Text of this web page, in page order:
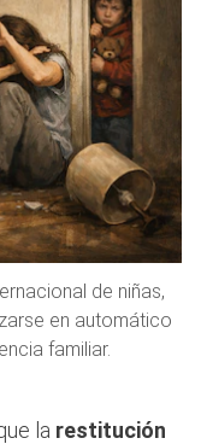
de niñas,
en automático
familiar.
la restitución